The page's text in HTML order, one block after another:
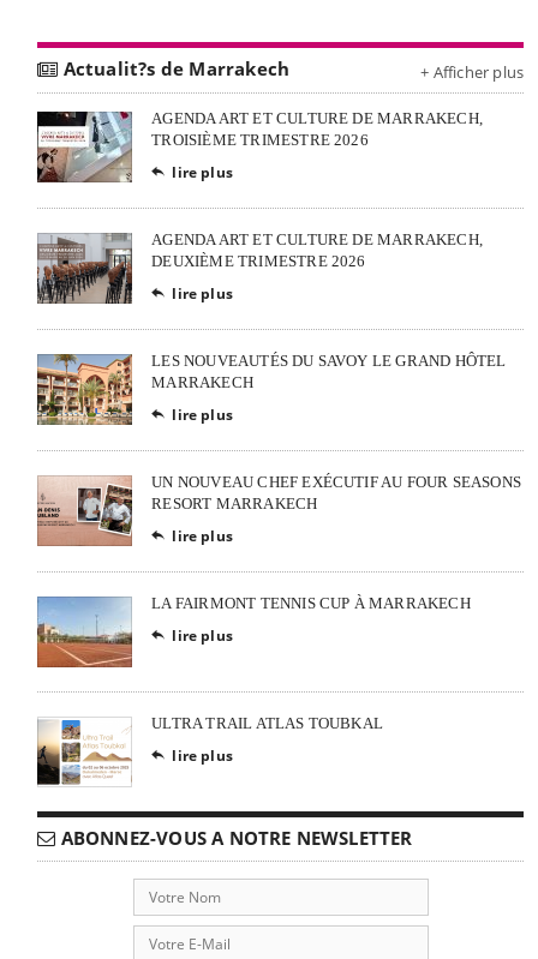
Actualit?s de Marrakech + Afficher plus
AGENDA ART ET CULTURE DE MARRAKECH,
TROISIÈME TRIMESTRE 2026
 lire plus
AGENDA ART ET CULTURE DE MARRAKECH,
DEUXIÈME TRIMESTRE 2026
 lire plus
LES NOUVEAUTÉS DU SAVOY LE GRAND HÔTEL
MARRAKECH
 lire plus
UN NOUVEAU CHEF EXÉCUTIF AU FOUR SEASONS
RESORT MARRAKECH
 lire plus
LA FAIRMONT TENNIS CUP À MARRAKECH
 lire plus
ULTRA TRAIL ATLAS TOUBKAL
 lire plus
ABONNEZ-VOUS A NOTRE NEWSLETTER